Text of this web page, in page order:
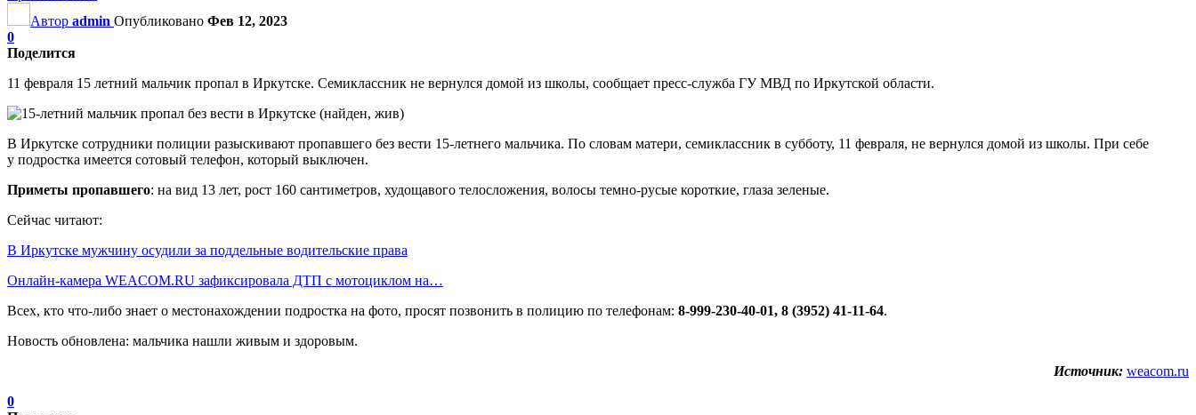
Автор admin Опубликовано Фев 12, 2023
0
Поделится
11 февраля 15 летний мальчик пропал в Иркутске. Семиклассник не вернулся домой из школы, сообщает пресс-служба ГУ МВД по Иркутской области.
В Иркутске сотрудники полиции разыскивают пропавшего без вести 15-летнего мальчика. По словам матери, семиклассник в субботу, 11 февраля, не вернулся домой из школы. При себе
у подростка имеется сотовый телефон, который выключен.
Приметы пропавшего: на вид 13 лет, рост 160 сантиметров, худощавого телосложения, волосы темно-русые короткие, глаза зеленые.
Сейчас читают:
В Иркутске мужчину осудили за поддельные водительские права
Онлайн-камера WEACOM.RU зафиксировала ДТП с мотоциклом на…
Всех, кто что-либо знает о местонахождении подростка на фото, просят позвонить в полицию по телефонам: 8-999-230-40-01, 8 (3952) 41-11-64.
Новость обновлена: мальчика нашли живым и здоровым.
Источник: weacom.ru
0